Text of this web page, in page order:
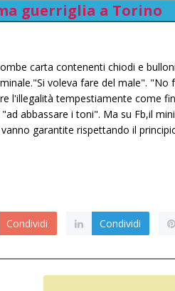
guerriglia a Torino
carta contenenti chiodi e
voleva fare del male". "No
l'illegalità tempestiamente come
abbassare i toni". Ma su Fb,il
garantite rispettando il
Condividi Condividi